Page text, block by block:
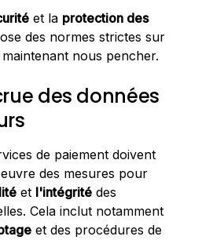
et la protection des
des normes strictes sur
nous pencher.
des données
de paiement doivent
des mesures pour
et l'intégrité des
Cela inclut notamment
et des procédures de